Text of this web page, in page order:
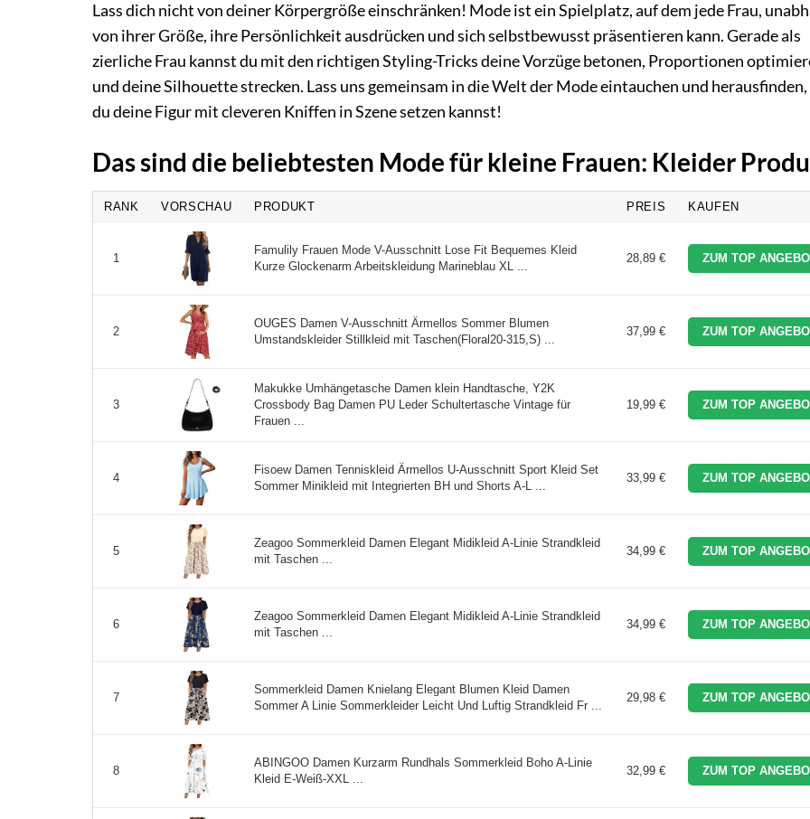
Lass dich nicht von deiner Körpergröße einschränken! Mode ist ein Spielplatz, auf dem jede Frau,
von ihrer Größe, ihre Persönlichkeit ausdrücken und sich selbstbewusst präsentieren kann. Gerade als
zierliche Frau kannst du mit den richtigen Styling-Tricks deine Vorzüge betonen, Proportionen
und deine Silhouette strecken. Lass uns gemeinsam in die Welt der Mode eintauchen und
du deine Figur mit cleveren Kniffen in Szene setzen kannst!
Das sind die beliebtesten Mode für kleine Frauen: Kleider
RANK VORSCHAU PRODUKT PREIS KAUFEN
1
Famulily Frauen Mode V-Ausschnitt Lose Fit Bequemes Kleid
Kurze Glockenarm Arbeitskleidung Marineblau XL ...
28,89 € ZUM TOP
2
OUGES Damen V-Ausschnitt Ärmellos Sommer Blumen
Umstandskleider Stillkleid mit Taschen(Floral20-315,S) ...
37,99 € ZUM TOP
3
Makukke Umhängetasche Damen klein Handtasche, Y2K
Crossbody Bag Damen PU Leder Schultertasche Vintage für
Frauen ...
19,99 € ZUM TOP
4
Fisoew Damen Tenniskleid Ärmellos U-Ausschnitt Sport Kleid Set
Sommer Minikleid mit Integrierten BH und Shorts A-L ...
33,99 € ZUM TOP
5
Zeagoo Sommerkleid Damen Elegant Midikleid A-Linie Strandkleid
mit Taschen ...
34,99 € ZUM TOP
6
Zeagoo Sommerkleid Damen Elegant Midikleid A-Linie Strandkleid
mit Taschen ...
34,99 € ZUM TOP
7
Sommerkleid Damen Knielang Elegant Blumen Kleid Damen
Sommer A Linie Sommerkleider Leicht Und Luftig Strandkleid Fr ...
29,98 € ZUM TOP
8
ABINGOO Damen Kurzarm Rundhals Sommerkleid Boho A-Linie
Kleid E-Weiß-XXL ...
32,99 € ZUM TOP